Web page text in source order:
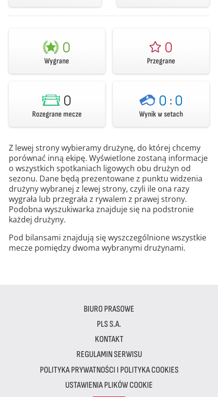
0
Wygrane
0
Przegrane
0
Rozegrane mecze
0 : 0
Wynik w setach
Z lewej strony wybieramy drużynę, do której chcemy
porównać inną ekipę. Wyświetlone zostaną informacje
o wszystkich spotkaniach ligowych obu drużyn od
sezonu. Dane będą prezentowane z punktu widzenia
drużyny wybranej z lewej strony, czyli ile ona razy
wygrała lub przegrała z rywalem z prawej strony.
Podobna wyszukiwarka znajduje się na podstronie
każdej drużyny.
Pod bilansami znajdują się wyszczególnione wszystkie
mecze pomiędzy dwoma wybranymi drużynami.
BIURO PRASOWE
PLS S.A.
KONTAKT
REGULAMIN SERWISU
POLITYKA PRYWATNOŚCI I POLITYKA COOKIES
USTAWIENIA PLIKÓW COOKIE